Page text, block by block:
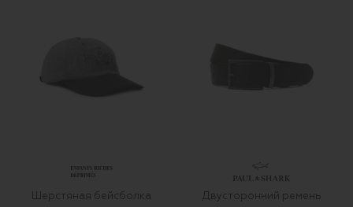
Шерстяная бейсболка
Двусторонний ремень